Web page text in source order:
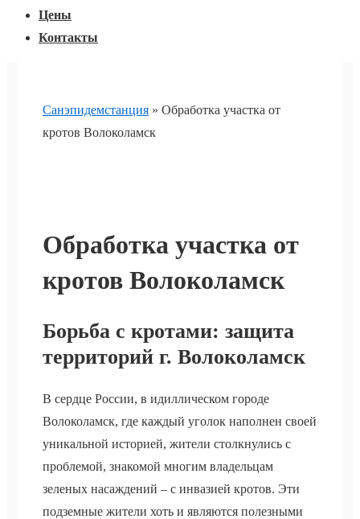
Цены
Контакты
Санэпидемстанция » Обработка участка от
кротов Волоколамск
Обработка участка от
кротов Волоколамск
Борьба с кротами: защита
территорий г. Волоколамск
В сердце России, в идиллическом городе
Волоколамск, где каждый уголок наполнен своей
уникальной историей, жители столкнулись с
проблемой, знакомой многим владельцам
зеленых насаждений – с инвазией кротов. Эти
подземные жители хоть и являются полезными